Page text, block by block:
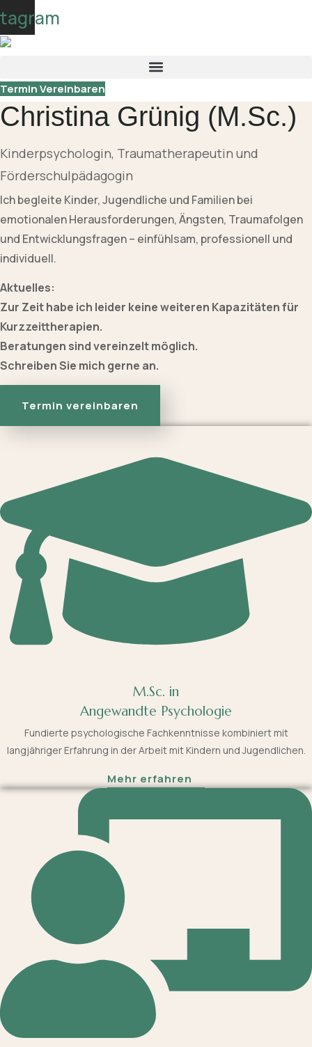
Skip
to
content
Termin Vereinbaren
Christina Grünig (M.Sc.)
Kinderpsychologin, Traumatherapeutin und
Förderschulpädagogin
Ich begleite Kinder, Jugendliche und Familien bei
emotionalen Herausforderungen, Ängsten, Traumafolgen
und Entwicklungsfragen – einfühlsam, professionell und
individuell.
Aktuelles:
Zur Zeit habe ich leider keine weiteren Kapazitäten für
Kurzzeittherapien.
Beratungen sind vereinzelt möglich.
Schreiben Sie mich gerne an.
Termin vereinbaren
M.Sc. in
Angewandte Psychologie
Fundierte psychologische Fachkenntnisse kombiniert mit
langjähriger Erfahrung in der Arbeit mit Kindern und Jugendlichen.
Mehr erfahren